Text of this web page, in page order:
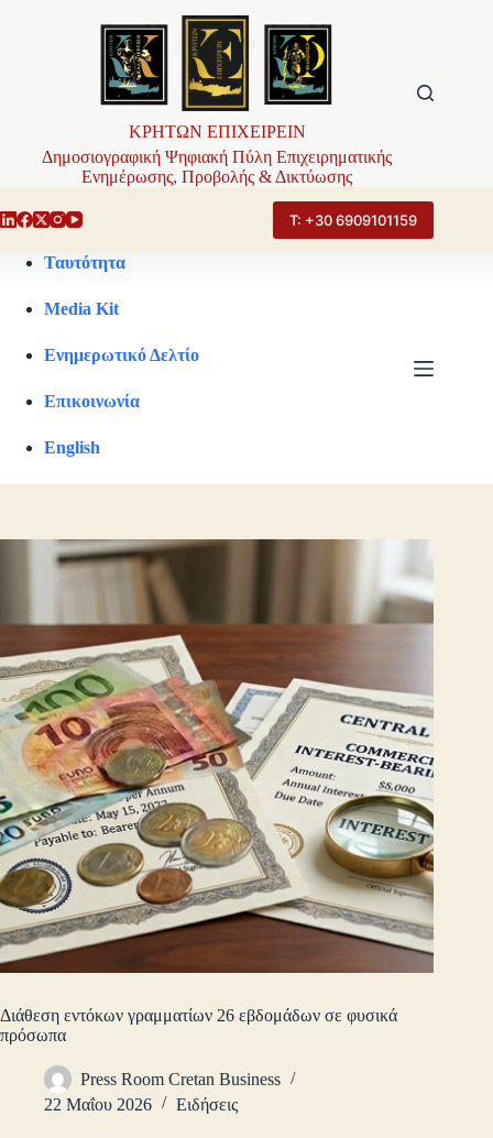
ΚΡΗΤΩΝ ΕΠΙΧΕΙΡΕΙΝ
Δημοσιογραφική Ψηφιακή Πύλη Επιχειρηματικής
Ενημέρωσης, Προβολής & Δικτύωσης
Τ: +30 6909101159
Ταυτότητα
Media Kit
Ενημερωτικό Δελτίο
Επικοινωνία
English
Διάθεση εντόκων γραμματίων 26 εβδομάδων σε φυσικά
πρόσωπα
Press Room Cretan Business
22 Μαΐου 2026
Ειδήσεις